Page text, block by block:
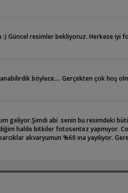
Güncel resimler bekliyoruz. Herkese iyi
böylece.... Gerçekten çok hoş
geliyor.Şimdi abi senin bu resimdeki
halde bitkiler fotosentez yapmıyor.
akvaryumun %60 ına yayılıyor.